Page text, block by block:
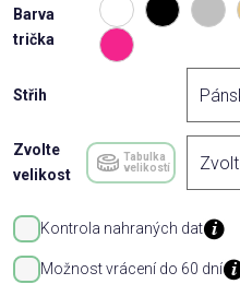
Barva
trička
Střih
Zvolte
velikost
Tabulka
velikostí
Kontrola nahraných dat
Možnost vrácení do 60 dní